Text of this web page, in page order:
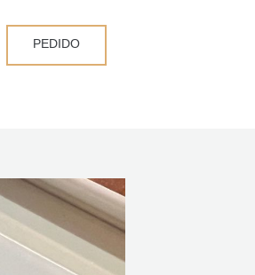
PEDIDO